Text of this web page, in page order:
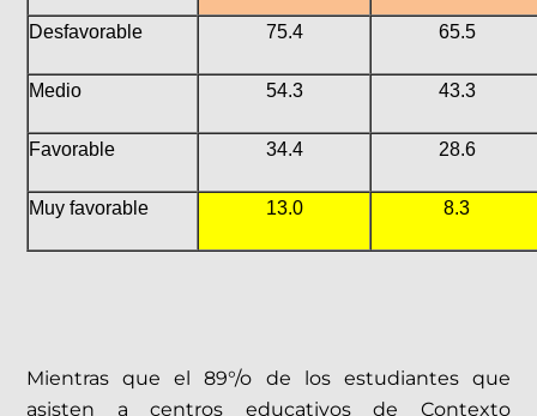
Desfavorable 75.4 65.5
Medio 54.3 43.3
Favorable 34.4 28.6
Muy favorable 13.0 8.3
Mientras que el 89°/o de los estudiantes que
asisten a centros educativos de Contexto